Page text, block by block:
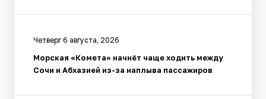
Четверг 6 августа, 2026
Морская «Комета» начнёт чаще ходить между
Сочи и Абхазией из-за наплыва пассажиров